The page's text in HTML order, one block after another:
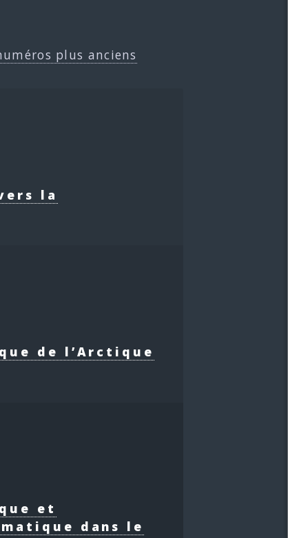
plus anciens
la
de l’Arctique
et
dans le